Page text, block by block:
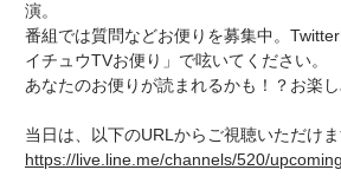
演。
番組では質問などお便りを募集中。
イチュウTVお便り」で呟いてください。
あなたのお便りが読まれるかも！？お楽し
当日は、以下のURLからご視聴いただけま
https://live.line.me/channels/520/